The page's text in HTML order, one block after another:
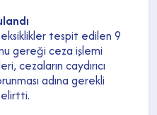
tespit edilen 9
gereği ceza işlemi
cezaların caydırıcı
adına gerekli